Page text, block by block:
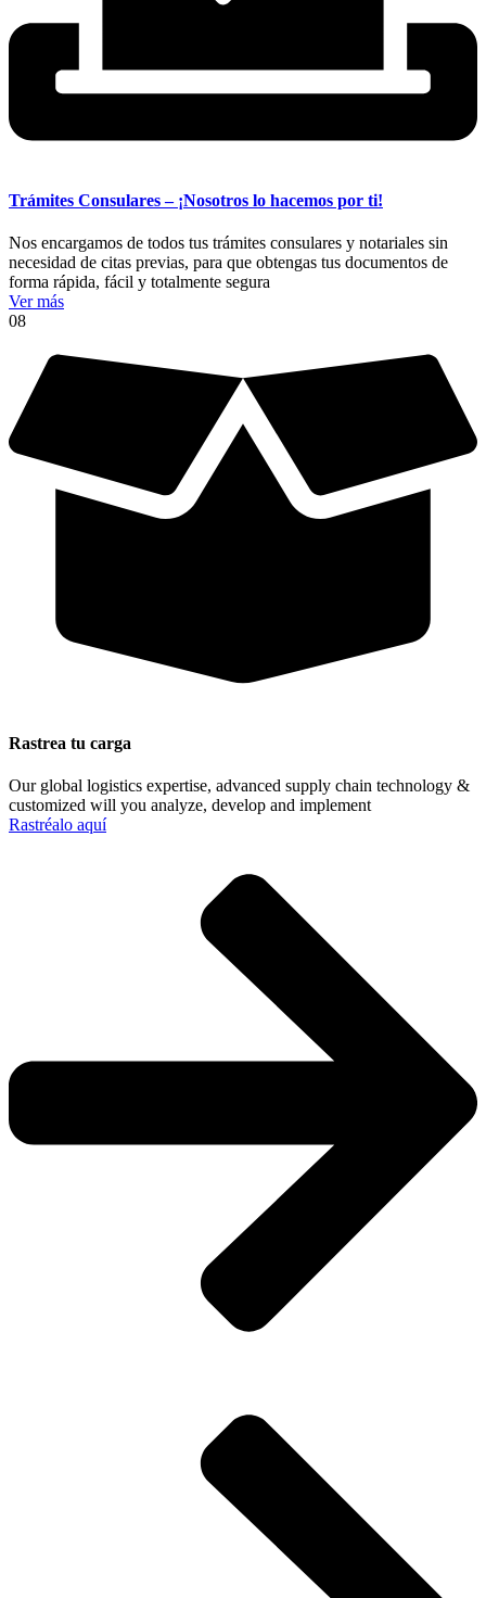
Trámites Consulares – ¡Nosotros lo hacemos por ti!
Nos encargamos de todos tus trámites consulares y notariales sin
necesidad de citas previas, para que obtengas tus documentos de
forma rápida, fácil y totalmente segura
Ver más
08
Rastrea tu carga
Our global logistics expertise, advanced supply chain technology &
customized will you analyze, develop and implement
Rastréalo aquí